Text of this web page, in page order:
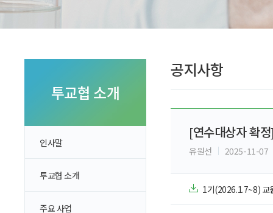
자립준비청년을 위한
1:1 자산관리법
실전투자 Insight
투교협 소개
인사말
투교협 소개
주요 사업
공지사항
[연수대상자 확
유원선 2025-11-07
1기(2026.1.7~8)